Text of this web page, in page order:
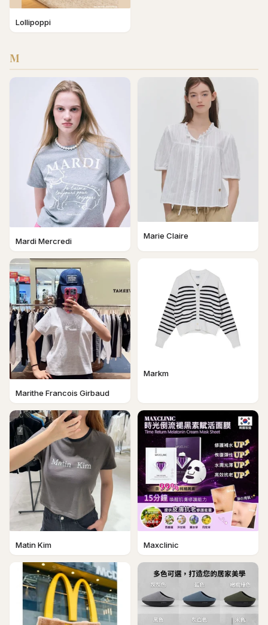
Lollipoppi
M
Mardi Mercredi
Marie Claire
Marithe Francois Girbaud
Markm
Matin Kim Maxclinic